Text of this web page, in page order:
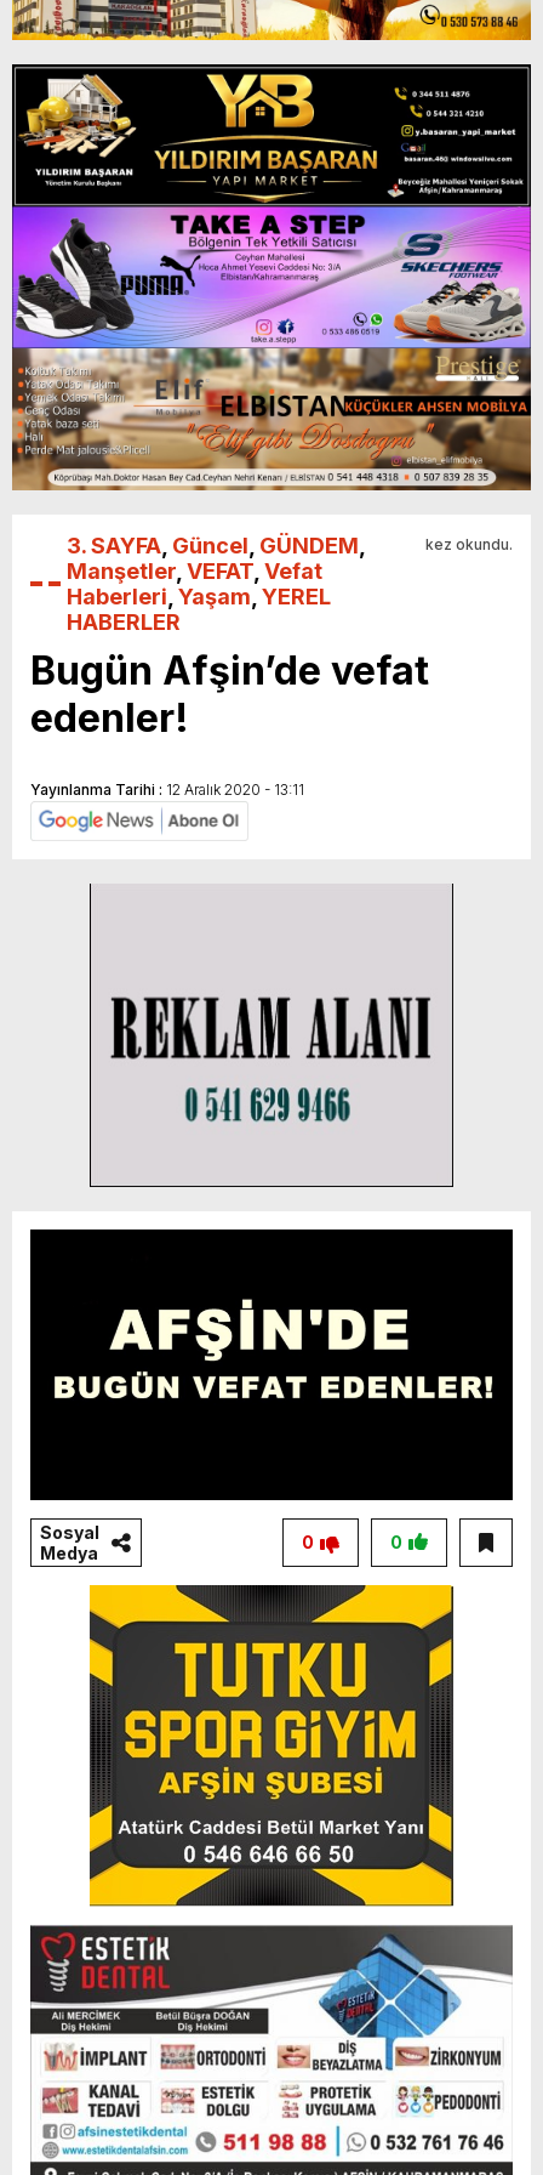
3. SAYFA Güncel GÜNDEM
Manşetler VEFAT Vefat
Haberleri Yaşam YEREL
HABERLER
kez okundu.
Bugün Afşin’de vefat
edenler!
Yayınlanma Tarihi : 12 Aralık 2020 - 13:11
Sosyal
Medya
0
0